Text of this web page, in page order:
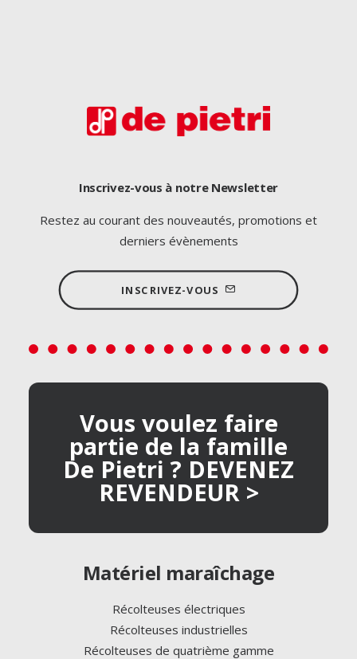
Inscrivez-vous à notre Newsletter
Restez au courant des nouveautés, promotions et
derniers évènements
INSCRIVEZ-VOUS
Vous voulez faire
partie de la famille
De Pietri ? DEVENEZ
REVENDEUR >
Matériel maraîchage
Récolteuses électriques
Récolteuses industrielles
Récolteuses de quatrième gamme